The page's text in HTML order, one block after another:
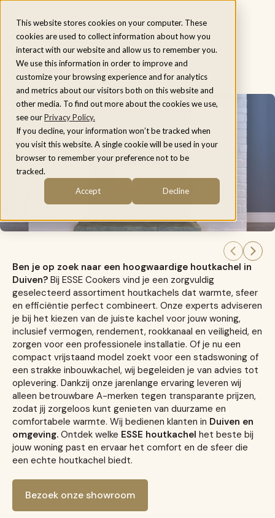
This website stores cookies on your computer. These
cookies are used to collect information about how you
interact with our website and allow us to remember you.
We use this information in order to improve and
customize your browsing experience and for analytics
and metrics about our visitors both on this website and
other media. To find out more about the cookies we use,
see ourPrivacy Policy.
If you decline, your information won’t be tracked when
you visit this website. A single cookie will be used in your
browser to remember your preference not to be
tracked.
Accept Decline
Menu
Houtkachels Duiven
Ben je op zoek naar een hoogwaardige houtkachel in
Duiven? Bij ESSE Cookers vind je een zorgvuldig
geselecteerd assortiment houtkachels dat warmte, sfeer
en efficiëntie perfect combineert. Onze experts adviseren
je bij het kiezen van de juiste kachel voor jouw woning,
inclusief vermogen, rendement, rookkanaal en veiligheid, en
zorgen voor een professionele installatie. Of je nu een
compact vrijstaand model zoekt voor een stadswoning of
een strakke inbouwkachel, wij begeleiden je van advies tot
oplevering. Dankzij onze jarenlange ervaring leveren wij
alleen betrouwbare A-merken tegen transparante prijzen,
zodat jij zorgeloos kunt genieten van duurzame en
comfortabele warmte. Wij bedienen klanten in Duiven en
omgeving. Ontdek welke ESSE houtkachel het beste bij
jouw woning past en ervaar het comfort en de sfeer die
een echte houtkachel biedt.
Bezoek onze showroom